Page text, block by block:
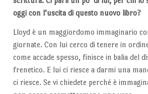
oggi con l’uscita di questo nuovo libro?
Lloyd è un maggiordomo immaginario
giornate. Con lui cerco di tenere in
come accade spesso, finisce in balia del
frenetico. E lui ci riesce a darmi una
ci riesce. Se vi chiedete perché è